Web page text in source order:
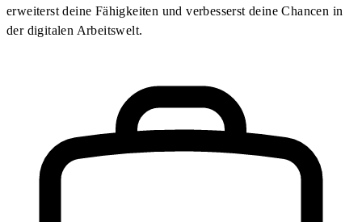
erweiterst deine Fähigkeiten und verbesserst deine Chancen in
der digitalen Arbeitswelt.